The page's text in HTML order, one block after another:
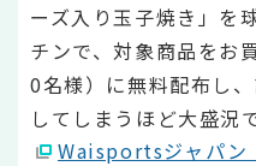
ーズ入り玉子焼き」を
チンで、対象商品をお
0名様）に無料配布し
してしまうほど大盛況
Waisportsジャパン